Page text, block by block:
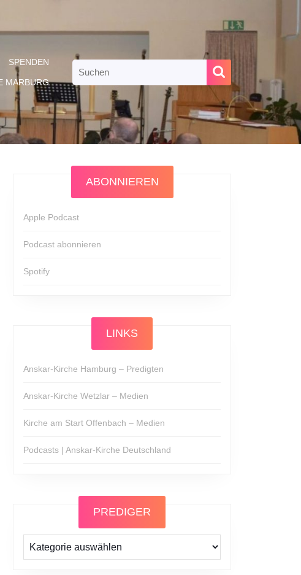
SPENDEN
MARBURG
for:
ABONNIEREN
Apple Podcast
Podcast abonnieren
Spotify
LINKS
Anskar-Kirche Hamburg – Predigten
Anskar-Kirche Wetzlar – Medien
Kirche am Start Offenbach – Medien
Podcasts | Anskar-Kirche Deutschland
PREDIGER
Prediger